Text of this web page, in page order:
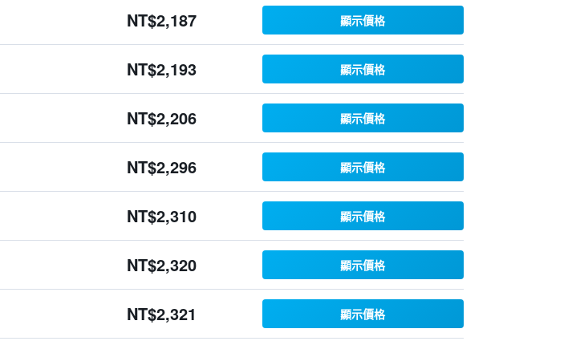
NT$2,187 顯示價格
NT$2,193 顯示價格
NT$2,206 顯示價格
NT$2,296 顯示價格
NT$2,310 顯示價格
NT$2,320 顯示價格
NT$2,321 顯示價格